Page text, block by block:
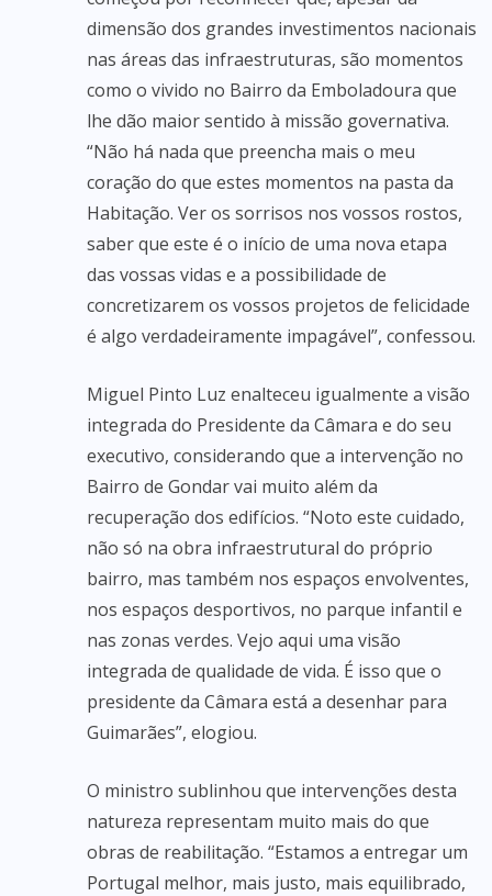
dimensão dos grandes investimentos nacionais
nas áreas das infraestruturas, são momentos
como o vivido no Bairro da Emboladoura que
lhe dão maior sentido à missão governativa.
“Não há nada que preencha mais o meu
coração do que estes momentos na pasta da
Habitação. Ver os sorrisos nos vossos rostos,
saber que este é o início de uma nova etapa
das vossas vidas e a possibilidade de
concretizarem os vossos projetos de felicidade
é algo verdadeiramente impagável”, confessou.
Miguel Pinto Luz enalteceu igualmente a visão
integrada do Presidente da Câmara e do seu
executivo, considerando que a intervenção no
Bairro de Gondar vai muito além da
recuperação dos edifícios. “Noto este cuidado,
não só na obra infraestrutural do próprio
bairro, mas também nos espaços envolventes,
nos espaços desportivos, no parque infantil e
nas zonas verdes. Vejo aqui uma visão
integrada de qualidade de vida. É isso que o
presidente da Câmara está a desenhar para
Guimarães”, elogiou.
O ministro sublinhou que intervenções desta
natureza representam muito mais do que
obras de reabilitação. “Estamos a entregar um
Portugal melhor, mais justo, mais equilibrado,